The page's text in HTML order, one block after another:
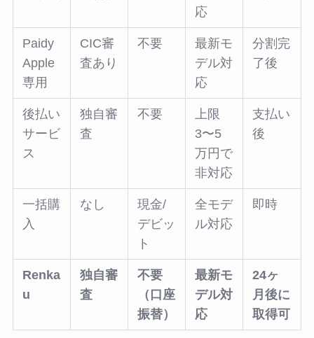
応
Paidy
Apple
専用
CIC審
査あり
不要
最新モ
デル対
応
分割完
了後
後払い
サービ
ス
独自審
査
不要
上限
3〜5
万円で
非対応
支払い
後
一括購
入
なし
現金/
デビッ
ト
全モデ
ル対応
即時
Renka
u
独自審
査
不要
（口座
振替）
最新モ
デル対
応
24ヶ
月後に
取得可